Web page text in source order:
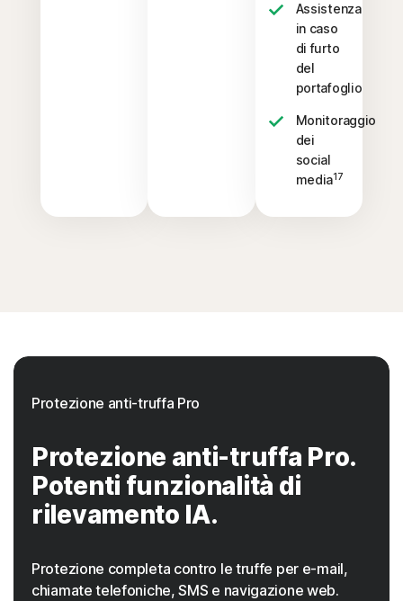
Assistenza
in caso
di furto
del
portafoglio
Monitoraggio
dei
social
media17
Protezione anti-truffa Pro
Protezione anti-truffa Pro.
Potenti funzionalità di
rilevamento IA.
Protezione completa contro le truffe per e-mail,
chiamate telefoniche, SMS e navigazione web.